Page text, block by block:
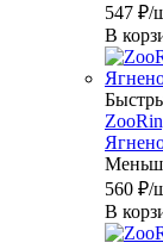
547 ₽/
В
560 ₽/
В